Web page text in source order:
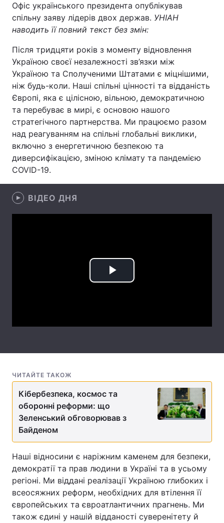
Спорт Наука
Техно і зв'язок Лайт
Зброя Інциденти
Здоров'я Туризм
Цікавинки Погода
Екологія Регіони
Лонгріди
Відео з Youtube
Інтерв'ю
Офіс українського президента опублікував
спільну заяву лідерів двох держав. УНІАН
наводить її повний текст без змін:
Після тридцяти років з моменту відновлення
Україною своєї незалежності зв’язки між
Україною та Сполученими Штатами є міцнішими,
ніж будь-коли. Наші спільні цінності та відданість
Європі, яка є цілісною, вільною, демократичною
та перебуває в мирі, є основою нашого
стратегічного партнерства. Ми працюємо разом
над реагуванням на спільні глобальні виклики,
включно з енергетичною безпекою та
диверсифікацією, зміною клімату та пандемією
COVID-19.
ВІДЕО ДНЯ
Play
ЧИТАЙТЕ ТАКОЖ
Кібербезпека, космос та
оборонні реформи: що
Зеленський обговорював з
Байденом
Наші відносини є наріжним каменем для безпеки,
демократії та прав людини в Україні та в усьому
регіоні. Ми віддані реалізації Україною глибоких і
всеосяжних реформ, необхідних для втілення її
європейських та євроатлантичних прагнень. Ми
також єдині у нашій відданості суверенітету й